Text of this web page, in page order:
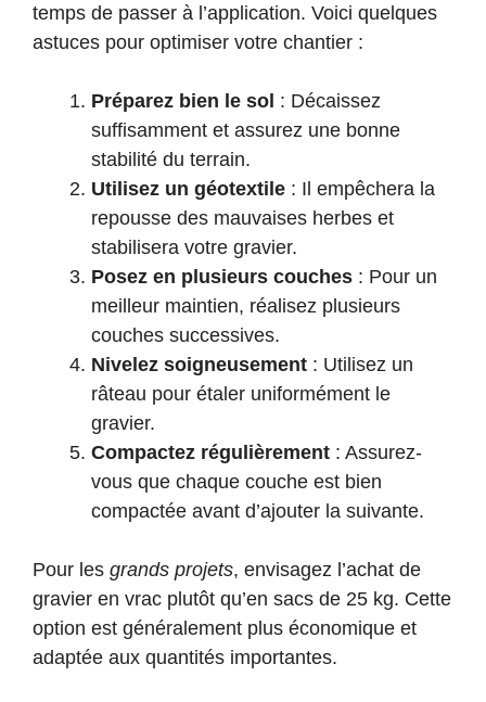
temps de passer à l’application. Voici quelques
astuces pour optimiser votre chantier :
Préparez bien le sol : Décaissez
suffisamment et assurez une bonne
stabilité du terrain.
Utilisez un géotextile : Il empêchera la
repousse des mauvaises herbes et
stabilisera votre gravier.
Posez en plusieurs couches : Pour un
meilleur maintien, réalisez plusieurs
couches successives.
Nivelez soigneusement : Utilisez un
râteau pour étaler uniformément le
gravier.
Compactez régulièrement : Assurez-
vous que chaque couche est bien
compactée avant d’ajouter la suivante.
Pour les grands projets, envisagez l’achat de
gravier en vrac plutôt qu’en sacs de 25 kg. Cette
option est généralement plus économique et
adaptée aux quantités importantes.